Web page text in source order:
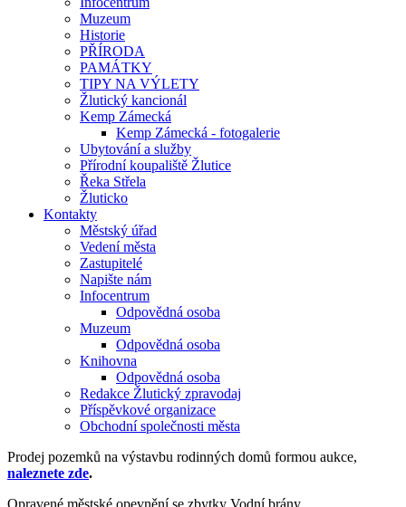
Muzeum
Historie
PŘÍRODA
PAMÁTKY
TIPY NA VÝLETY
Žlutický kancionál
Kemp Zámecká
Kemp Zámecká - fotogalerie
Ubytování a služby
Přírodní koupaliště Žlutice
Řeka Střela
Žluticko
Kontakty
Městský úřad
Vedení města
Zastupitelé
Napište nám
Infocentrum
Odpovědná osoba
Muzeum
Odpovědná osoba
Knihovna
Odpovědná osoba
Redakce Žlutický zpravodaj
Příspěvkové organizace
Obchodní společnosti města
Prodej pozemků na výstavbu rodinných domů formou aukce,
naleznete zde.
Opravené městské opevnění se zbytky Vodní brány